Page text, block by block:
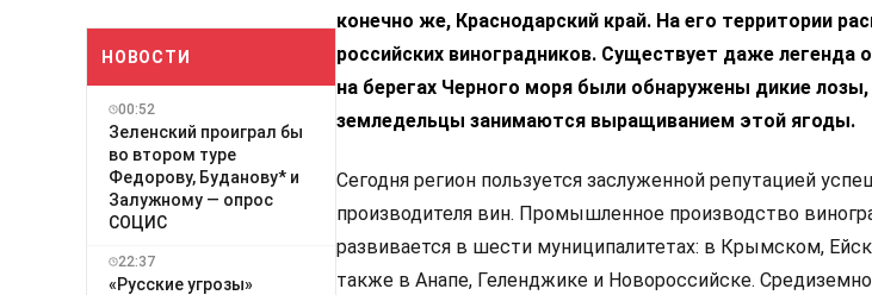
НОВОСТИ
00:52
Зеленский проиграл бы
во втором туре
Федорову, Буданову* и
Залужному — опрос
СОЦИС
22:37
«Русские угрозы»
конечно же, Краснодарский край. На его территории
российских виноградников. Существует даже легенда
на берегах Черного моря были обнаружены дикие
земледельцы занимаются выращиванием этой ягоды.
Сегодня регион пользуется заслуженной репутацией
производителя вин. Промышленное производство
развивается в шести муниципалитетах: в Крымском,
также в Анапе, Геленджике и Новороссийске.